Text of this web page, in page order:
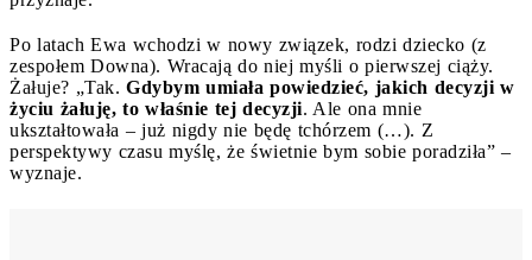
Po latach Ewa wchodzi w nowy związek, rodzi dziecko (z
zespołem Downa). Wracają do niej myśli o pierwszej ciąży.
Żałuje? „Tak. Gdybym umiała powiedzieć, jakich decyzji w
życiu żałuję, to właśnie tej decyzji. Ale ona mnie
ukształtowała – już nigdy nie będę tchórzem (…). Z
perspektywy czasu myślę, że świetnie bym sobie poradziła” –
wyznaje.